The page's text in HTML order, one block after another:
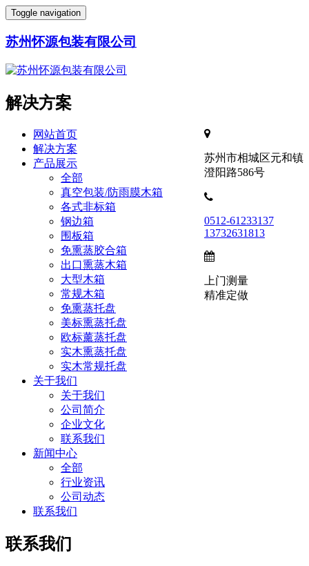
Toggle navigation
苏州怀源包装有限公司
解决方案
苏州市相城区元和镇
澄阳路586号
0512-61233137
13732631813
上门测量
精准定做
网站首页
解决方案
产品展示
全部
真空包装/防雨膜木箱
各式非标箱
钢边箱
围板箱
免熏蒸胶合箱
出口熏蒸木箱
大型木箱
常规木箱
免熏蒸托盘
美标熏蒸托盘
欧标薰蒸托盘
实木熏蒸托盘
实木常规托盘
关于我们
关于我们
公司简介
企业文化
联系我们
新闻中心
全部
行业资讯
公司动态
联系我们
联系我们